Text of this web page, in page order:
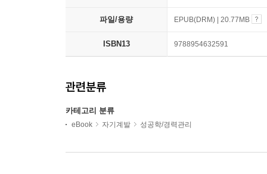
파일/용량 EPUB(DRM) | 20.77MB
ISBN13 9788954632591
관련분류
카테고리 분류
eBook 자기계발 성공학/경력관리